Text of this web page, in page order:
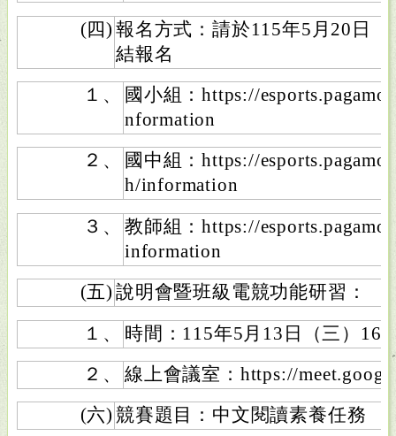
(四) 報名方式：請於115年5月20日
結報名
１、
國小組：https://
nformation
２、
國中組：https://
h/information
３、
教師組：https://
information
(五) 說明會暨班級電競功能研習：
１、
時間：115年5月13日（三）
２、
線上會議室：https://
(六) 競賽題目：中文閱讀素養任務